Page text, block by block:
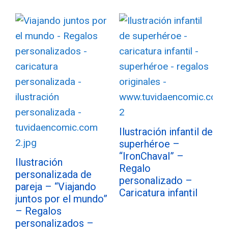
Ilustración
personalizada de
pareja – “Viajando
juntos por el mundo”
– Regalos
personalizados –
Ilustración infantil de
superhéroe –
“IronChaval” –
Regalo
personalizado –
Caricatura infantil